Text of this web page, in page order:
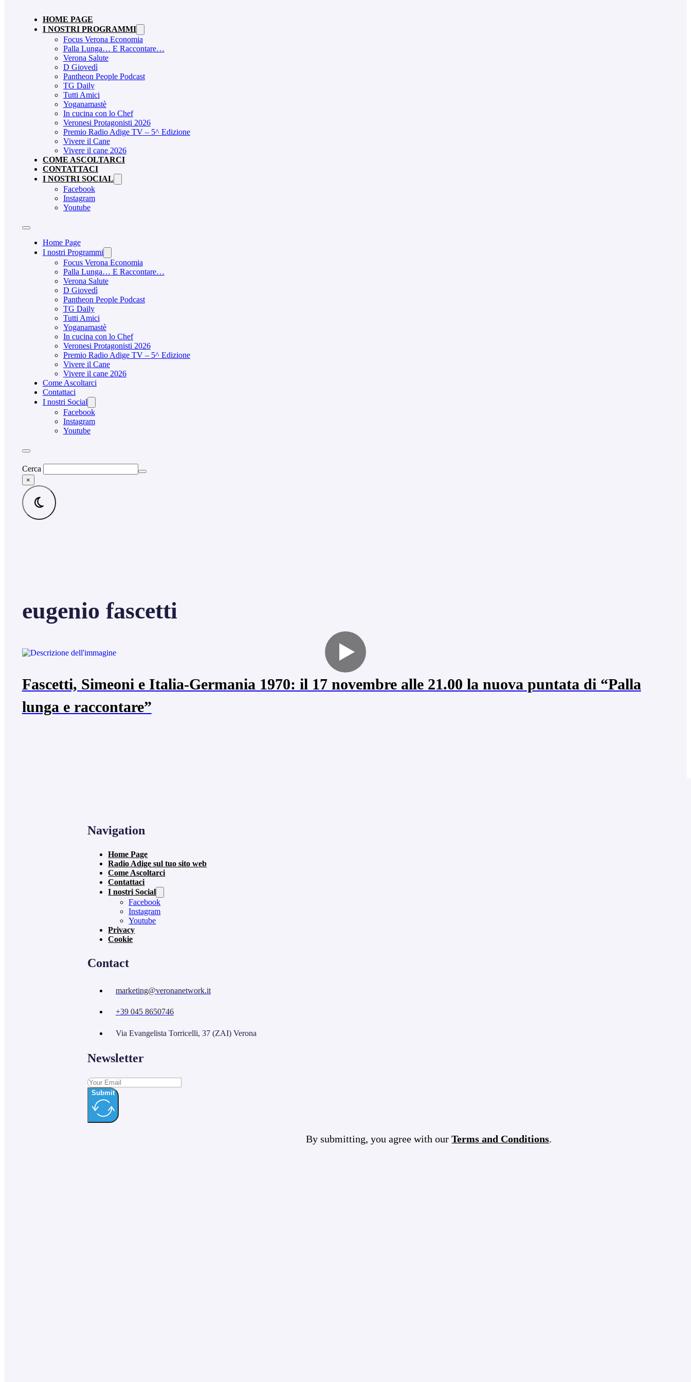
HOME PAGE
I NOSTRI PROGRAMMI
Focus Verona Economia
Palla Lunga… E Raccontare…
Verona Salute
D Giovedì
Pantheon People Podcast
TG Daily
Tutti Amici
Yoganamastè
In cucina con lo Chef
Veronesi Protagonisti 2026
Premio Radio Adige TV – 5^ Edizione
Vivere il Cane
Vivere il cane 2026
COME ASCOLTARCI
CONTATTACI
I NOSTRI SOCIAL
Facebook
Instagram
Youtube
Home Page
I nostri Programmi
Focus Verona Economia
Palla Lunga… E Raccontare…
Verona Salute
D Giovedì
Pantheon People Podcast
TG Daily
Tutti Amici
Yoganamastè
In cucina con lo Chef
Veronesi Protagonisti 2026
Premio Radio Adige TV – 5^ Edizione
Vivere il Cane
Vivere il cane 2026
Come Ascoltarci
Contattaci
I nostri Social
Facebook
Instagram
Youtube
Cerca
×
eugenio fascetti
Fascetti, Simeoni e Italia-Germania 1970: il 17 novembre alle 21.00 la nuova puntata di “Palla
lunga e raccontare”
Navigation
Home Page
Radio Adige sul tuo sito web
Come Ascoltarci
Contattaci
I nostri Social
Facebook
Instagram
Youtube
Privacy
Cookie
Contact
marketing@veronanetwork.it
+39 045 8650746
Via Evangelista Torricelli, 37 (ZAI) Verona
Newsletter
Submit
By submitting, you agree with ourTerms and Conditions.